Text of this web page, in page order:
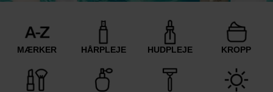
MÆRKER HÅRPLEJE HUDPLEJE KROPP